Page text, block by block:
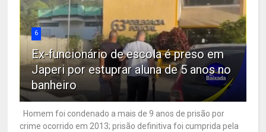
6
Ex-funcionário de escola é preso em
Japeri por estuprar aluna de 5 anos no
banheiro
Homem foi condenado a mais de 9 anos de prisão por
crime ocorrido em 2013; prisão definitiva foi cumprida pela